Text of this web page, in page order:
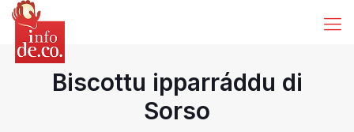
Biscottu ipparráddu di
Sorso